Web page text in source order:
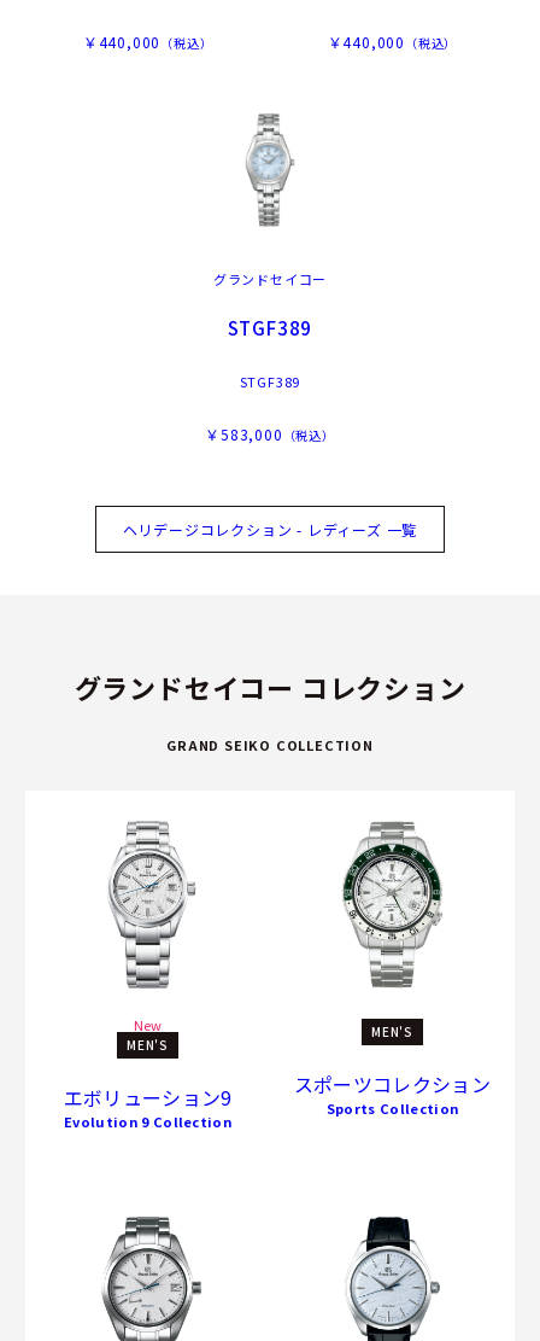
￥440,000 （税込） ￥440,000 （税込）
グランドセイコー
STGF389
STGF389
￥583,000 （税込）
ヘリデージコレクション - レディーズ 一覧
グランドセイコー コレクション
GRAND SEIKO COLLECTION
New
MEN'S
エボリューション9
Evolution 9 Collection
MEN'S
スポーツコレクション
Sports Collection